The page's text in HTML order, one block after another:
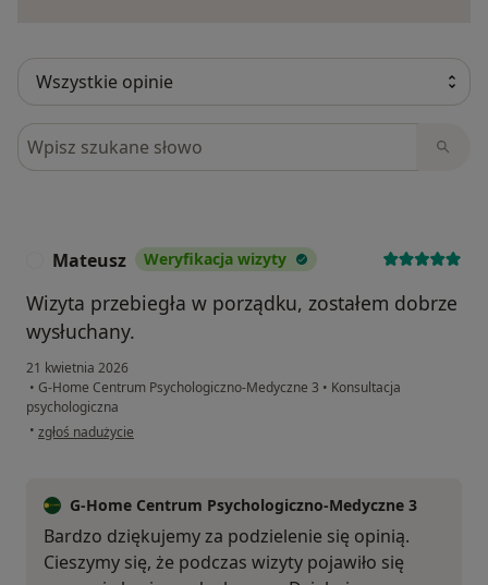
Szukaj w opiniach
Mateusz Weryfikacja wizyty
Wizyta przebiegła w porządku, zostałem dobrze
wysłuchany.
21 kwietnia 2026
• G-Home Centrum Psychologiczno-Medyczne 3 • Konsultacja
psychologiczna
• w opinii użytkownika Mateusz
zgłoś nadużycie
G-Home Centrum Psychologiczno-Medyczne 3
Bardzo dziękujemy za podzielenie się opinią.
Cieszymy się, że podczas wizyty pojawiło się